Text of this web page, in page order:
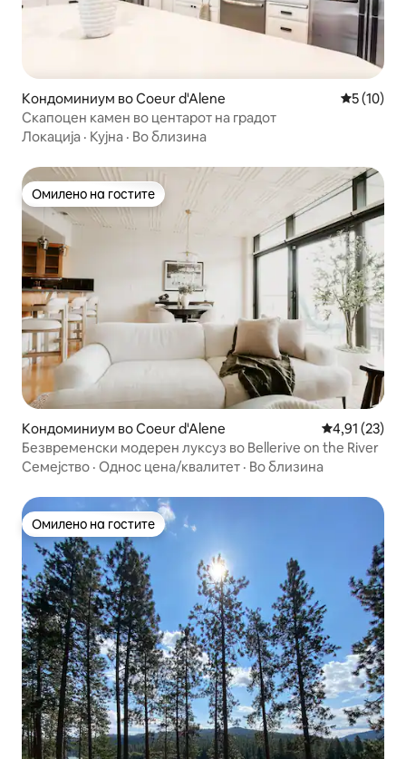
Кондоминиум во Coeur d'Alene Просечна
5 (10)
Скапоцен камен во центарот на градот
Локација · Кујна · Во близина
Омилено на гостите
Омилено на гостите
Кондоминиум во Coeur d'Alene Просечна
4,91 (23)
Безвременски модерен луксуз во Bellerive on the River
Семејство · Однос цена/квалитет · Во близина
Омилено на гостите
Омилено на гостите